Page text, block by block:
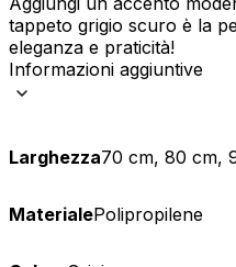
tappeto grigio scuro è la
eleganza e praticità!
Informazioni aggiuntive
Larghezza70 cm, 80 cm,
MaterialePolipropilene